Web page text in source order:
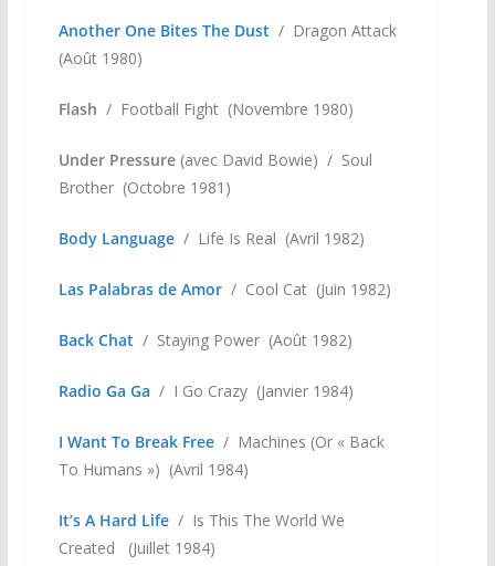
Another One Bites The Dust / Dragon Attack
(Août 1980)
Flash / Football Fight (Novembre 1980)
Under Pressure(avec David Bowie) / Soul
Brother (Octobre 1981)
Body Language / Life Is Real (Avril 1982)
Las Palabras de Amor/ Cool Cat (Juin 1982)
Back Chat / Staying Power (Août 1982)
Radio Ga Ga / I Go Crazy (Janvier 1984)
I Want To Break Free/ Machines (Or « Back
To Humans ») (Avril 1984)
It’s A Hard Life/ Is This The World We
Created (Juillet 1984)